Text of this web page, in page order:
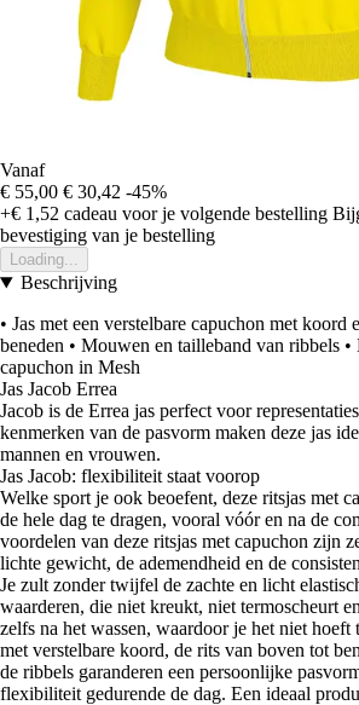
Vanaf
€ 55,00 € 30,42 -45%
+€ 1,52 cadeau voor je volgende bestelling
bevestiging van je bestelling
Loading...
Beschrijving
• Jas met een verstelbare capuchon met koord
beneden • Mouwen en tailleband van ribbels
capuchon in Mesh
Jas Jacob Errea
Jacob is de Errea jas perfect voor
kenmerken van de pasvorm maken deze jas
mannen en vrouwen.
Jas Jacob: flexibiliteit staat voorop
Welke sport je ook beoefent, deze ritsjas met
de hele dag te dragen, vooral vóór en na de
voordelen van deze ritsjas met capuchon zijn
lichte gewicht, de ademendheid en de
Je zult zonder twijfel de zachte en licht
waarderen, die niet kreukt, niet termoscheurt
zelfs na het wassen, waardoor je het niet
met verstelbare koord, de rits van boven tot
de ribbels garanderen een persoonlijke
flexibiliteit gedurende de dag. Een ideaal